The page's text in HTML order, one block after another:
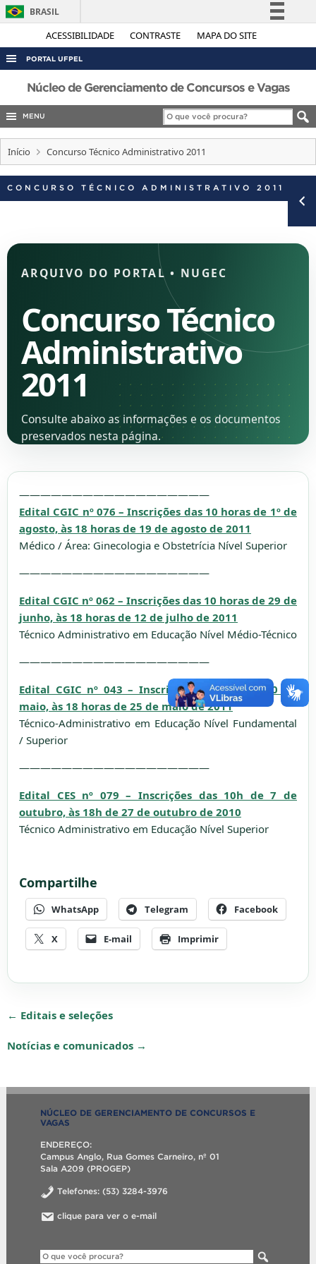
ACESSIBILIDADE CONTRASTE MAPA DO SITE
BRASIL
Simplifique!
Legislação
Canais
PORTAL UFPEL
Núcleo de Gerenciamento de Concursos e Vagas
MENU
Início Concurso Técnico Administrativo 2011
CONCURSO TÉCNICO ADMINISTRATIVO 2011
ARQUIVO DO PORTAL• NUGEC
Concurso Técnico
Administrativo
2011
Consulte abaixo as informações e os documentos
preservados nesta página.
——————————————————
Edital CGIC nº 076 – Inscrições das 10 horas de 1º de
agosto, às 18 horas de 19 de agosto de 2011
Médico / Área: Ginecologia e Obstetrícia Nível Superior
——————————————————
Edital CGIC nº 062 – Inscrições das 10 horas de 29 de
junho, às 18 horas de 12 de julho de 2011
Técnico Administrativo em Educação Nível Médio-Técnico
——————————————————
Edital CGIC nº 043 – Inscrições das 10h de 10 de
maio, às 18 horas de 25 de maio de 2011
Técnico-Administrativo em Educação Nível Fundamental
/ Superior
——————————————————
Edital CES nº 079 – Inscrições das 10h de 7 de
outubro, às 18h de 27 de outubro de 2010
Técnico Administrativo em Educação Nível Superior
Compartilhe
WhatsApp Telegram Facebook
X E-mail Imprimir
← Editais e seleções
Notícias e comunicados →
NÚCLEO DE GERENCIAMENTO DE CONCURSOS E
VAGAS
ENDEREÇO:
Campus Anglo, Rua Gomes Carneiro, nº 01
Sala A209 (PROGEP)
Telefones: (53) 3284-3976
clique para ver o e-mail